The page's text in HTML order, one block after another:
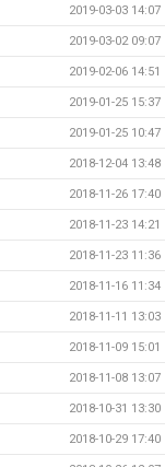
2019-03-03 14:07
2019-03-02 09:07
2019-02-06 14:51
2019-01-25 15:37
2019-01-25 10:47
2018-12-04 13:48
2018-11-26 17:40
2018-11-23 14:21
2018-11-23 11:36
2018-11-16 11:34
2018-11-11 13:03
2018-11-09 15:01
2018-11-08 13:07
2018-10-31 13:30
2018-10-29 17:40